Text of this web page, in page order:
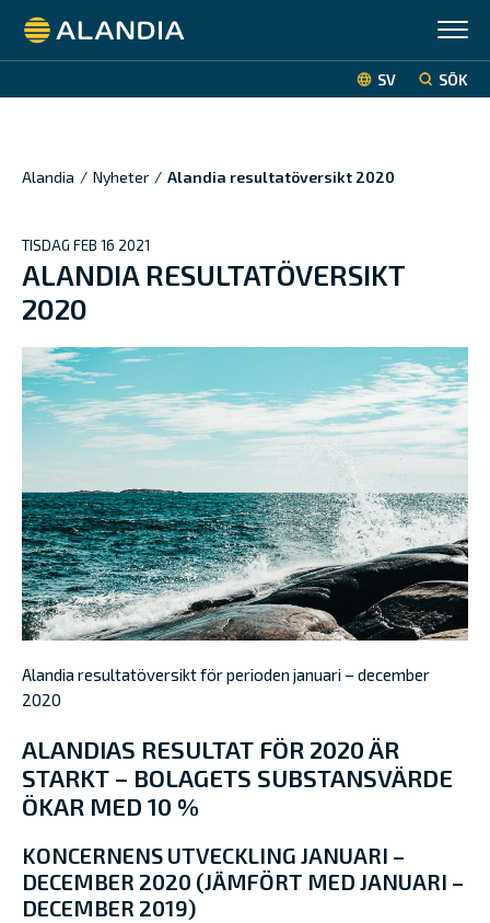
Alandia
SV SÖK
Alandia / Nyheter / Alandia resultatöversikt 2020
TISDAG FEB 16 2021
ALANDIA RESULTATÖVERSIKT
2020
Alandia resultatöversikt för perioden januari – december
2020
ALANDIAS RESULTAT FÖR 2020 ÄR
STARKT – BOLAGETS SUBSTANSVÄRDE
ÖKAR MED 10 %
KONCERNENS UTVECKLING JANUARI –
DECEMBER 2020 (JÄMFÖRT MED JANUARI –
DECEMBER 2019)